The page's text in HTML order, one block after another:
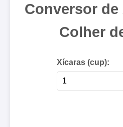
Conversor de
Colher
Xícaras (cup):